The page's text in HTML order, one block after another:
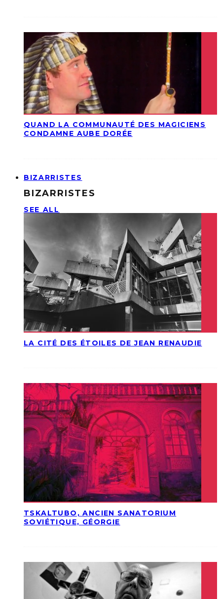
QUAND LA COMMUNAUTÉ DES MAGICIENS
CONDAMNE AUBE DORÉE
BIZARRISTES
BIZARRISTES
SEE ALL
LA CITÉ DES ÉTOILES DE JEAN RENAUDIE
TSKALTUBO, ANCIEN SANATORIUM
SOVIÉTIQUE, GÉORGIE